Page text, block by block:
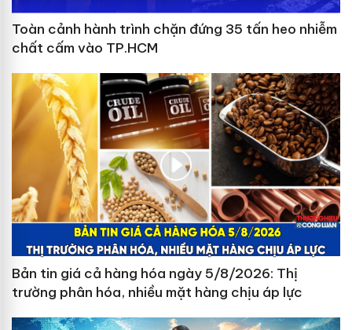
Toàn cảnh hành trình chặn đứng 35 tấn heo nhiễm
chất cấm vào TP.HCM
Bản tin giá cả hàng hóa ngày 5/8/2026: Thị
trường phân hóa, nhiều mặt hàng chịu áp lực